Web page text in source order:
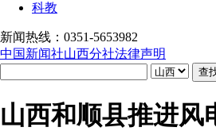
科教
新闻热线：0351-5653982
中国新闻社山西分社法律声明
山西和顺县推进风